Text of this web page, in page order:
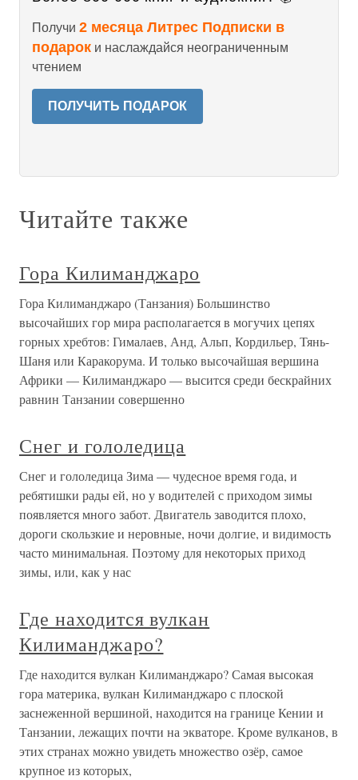
Получи 2 месяца Литрес Подписки в
подарок и наслаждайся неограниченным
чтением
ПОЛУЧИТЬ ПОДАРОК
Читайте также
Гора Килиманджаро
Гора Килиманджаро (Танзания) Большинство
высочайших гор мира располагается в могучих цепях
горных хребтов: Гималаев, Анд, Альп, Кордильер, Тянь-
Шаня или Каракорума. И только высочайшая вершина
Африки — Килиманджаро — высится среди бескрайних
равнин Танзании совершенно
Снег и гололедица
Снег и гололедица Зима — чудесное время года, и
ребятишки рады ей, но у водителей с приходом зимы
появляется много забот. Двигатель заводится плохо,
дороги скользкие и неровные, ночи долгие, и видимость
часто минимальная. Поэтому для некоторых приход
зимы, или, как у нас
Где находится вулкан
Килиманджаро?
Где находится вулкан Килиманджаро? Самая высокая
гора материка, вулкан Килиманджаро с плоской
заснеженной вершиной, находится на границе Кении и
Танзании, лежащих почти на экваторе. Кроме вулканов, в
этих странах можно увидеть множество озёр, самое
крупное из которых,